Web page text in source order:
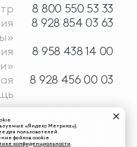
8 800 550 53 33
8 928 854 03 63
8 958 438 14 00
8 928 456 00 03
«Яндекс Метрика»).
для пользователей.
файлов cookie
конфиденциальности